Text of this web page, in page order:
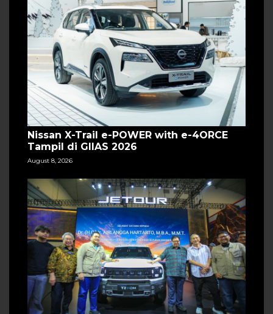
Nissan X-Trail e-POWER with e-4ORCE
Tampil di GIIAS 2026
August 8, 2026